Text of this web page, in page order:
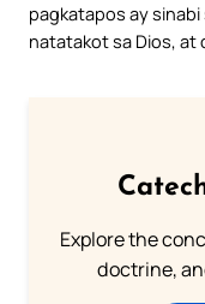
pagkatapos ay sinabi
natatakot sa Dios, at
Explore the
doctrine,